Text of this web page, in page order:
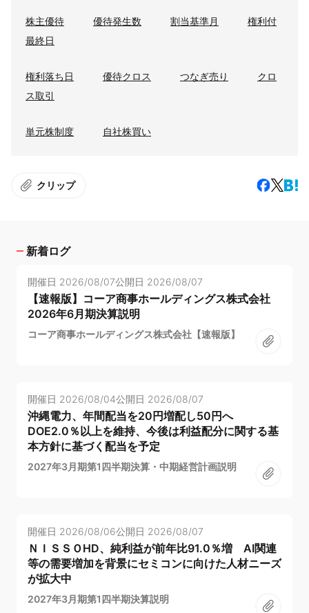
株主優待 優待発生数 割当基準月
権利付
最終日
権利落ち日 優待クロス つなぎ売り
クロ
ス取引
単元株制度 自社株買い
クリップ
新着ログ
開催日 2026/08/07公開日 2026/08/07
【速報版】コーア商事ホールディングス株式会社
2026年6月期決算説明
コーア商事ホールディングス株式会社【速報版】
開催日 2026/08/04公開日 2026/08/07
沖縄電力、年間配当を20円増配し50円へ
DOE2.0％以上を維持、今後は利益配分に関する基
本方針に基づく配当を予定
2027年3月期第1四半期決算・中期経営計画説明
開催日 2026/08/06公開日 2026/08/07
ＮＩＳＳＯHD、純利益が前年比91.0％増 AI関連
等の需要増加を背景にセミコンに向けた人材ニーズ
が拡大中
2027年3月期第1四半期決算説明